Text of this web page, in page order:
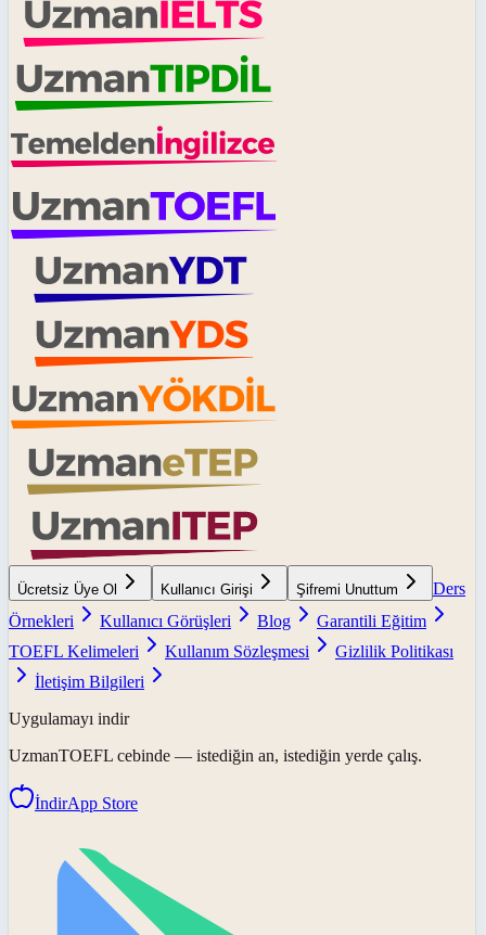
Ücretsiz Üye Ol Kullanıcı Girişi Şifremi Unuttum
Ders
Örnekleri
Kullanıcı Görüşleri Blog
Garantili Eğitim
TOEFL Kelimeleri
Kullanım Sözleşmesi
Gizlilik Politikası
İletişim Bilgileri
Uygulamayı indir
UzmanTOEFL cebinde — istediğin an, istediğin yerde çalış.
İndirApp Store